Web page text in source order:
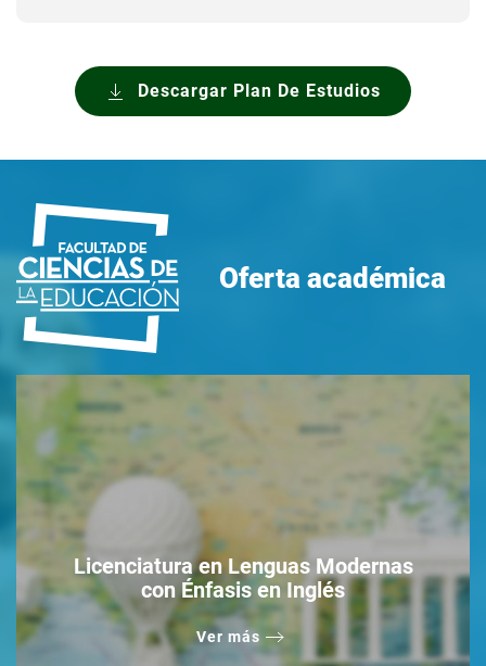
Descargar Plan De Estudios
Oferta académica
Licenciatura en Lenguas Modernas
con Énfasis en Inglés
Ver más